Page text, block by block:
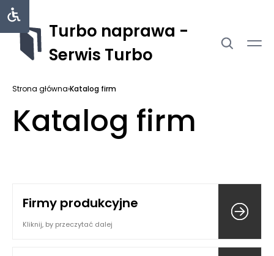
Turbo naprawa -
Serwis Turbo
Strona główna›Katalog firm
Katalog firm
Firmy produkcyjne
Kliknij, by przeczytać dalej